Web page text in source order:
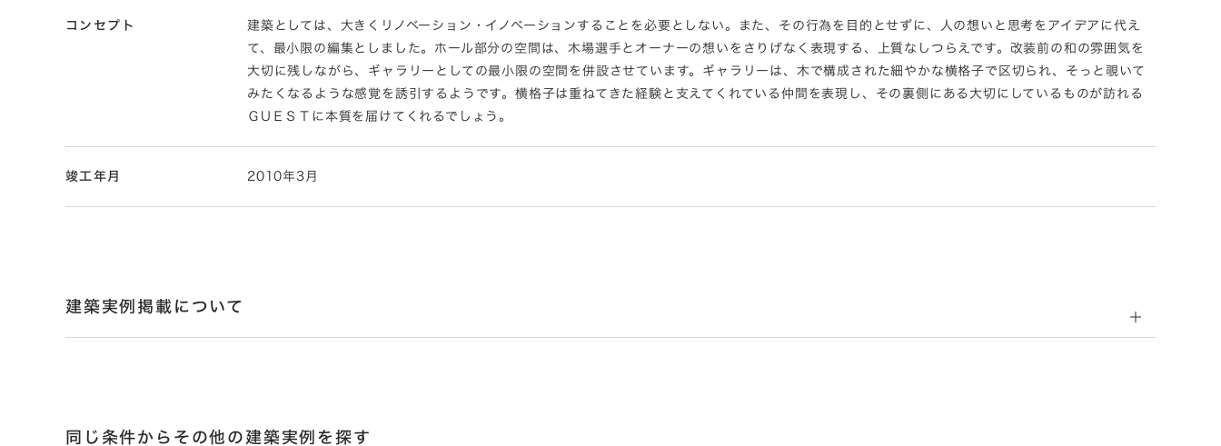
コンセプト
建築としては、大きくリノベーション・イノベーションすることを必要としない。また、その行為を目的とせずに、人の想いと思考をアイデアに代え
て、最小限の編集としました。ホール部分の空間は、木場選手とオーナーの想いをさりげなく表現する、上質なしつらえです。改装前の和の雰囲気を
大切に残しながら、ギャラリーとしての最小限の空間を併設させています。ギャラリーは、木で構成された細やかな横格子で区切られ、そっと覗いて
みたくなるような感覚を誘引するようです。横格子は重ねてきた経験と支えてくれている仲間を表現し、その裏側にある大切にしているものが訪れる
ＧUＥＳＴに本質を届けてくれるでしょう。
竣工年月 2010年3月
建築実例掲載について
同じ条件からその他の建築実例を探す